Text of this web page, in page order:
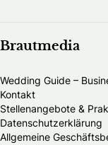
Brautmedia
Wedding Guide –
Kontakt
Stellenangebote &
Datenschutzerklärung
Allgemeine